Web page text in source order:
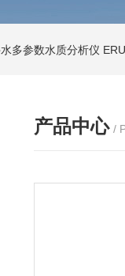
多参数水质分析仪
产品中心 /